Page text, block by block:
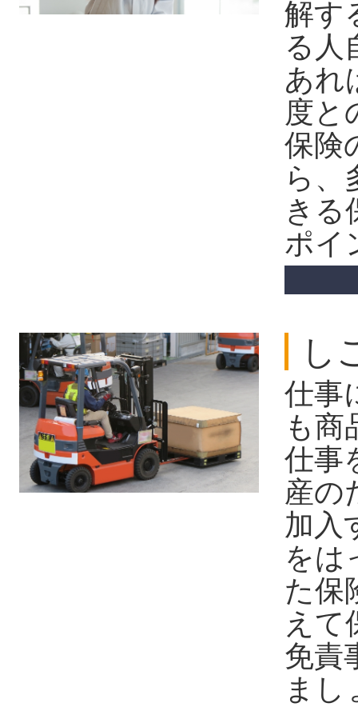
解す
る人
あれ
度と
保険
ら、
きる
ポイ
し
仕事
も商
仕事
産の
加入
をは
た保
え
免責
まし